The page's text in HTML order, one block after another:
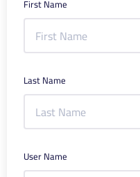
First Name
Last Name
User Name